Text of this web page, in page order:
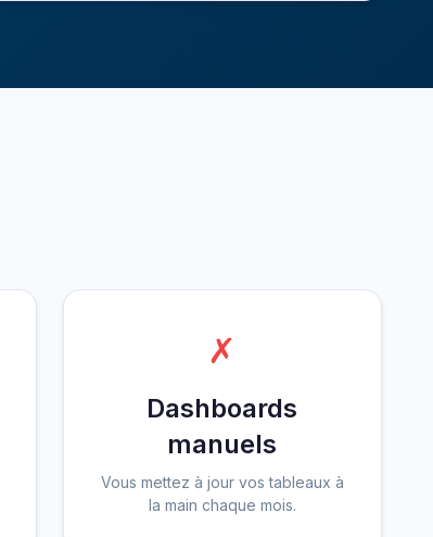
✗
Dashboards
manuels
Vous mettez à jour vos tableaux à
la main chaque mois.